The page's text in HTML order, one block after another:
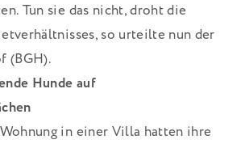
Tun sie das nicht, droht die
so urteilte nun der
(BGH).
Hunde auf
in einer Villa hatten ihre